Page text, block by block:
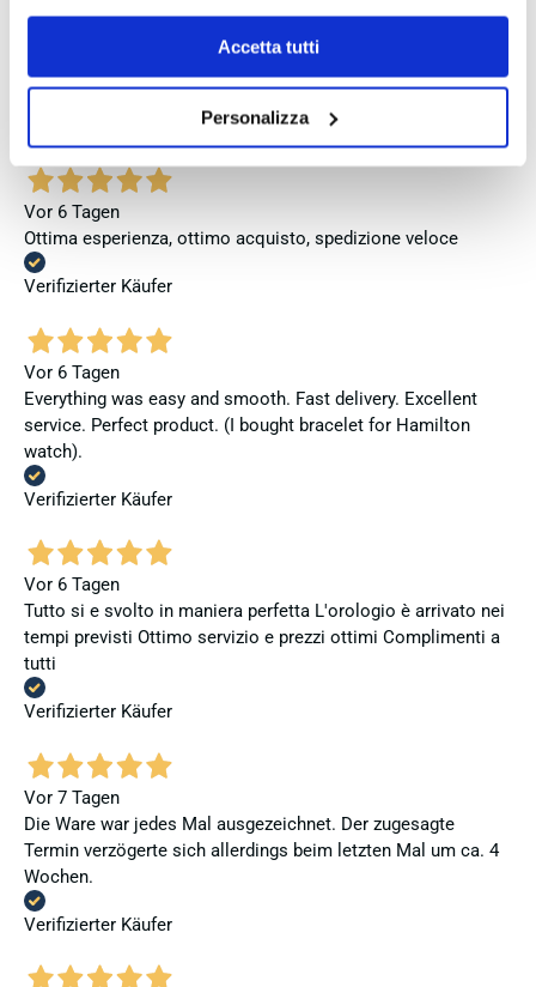
Se vuoi saperne di più consulta laprivacy policye la
Accetta tutti
Personalizza
Venditore eccellente
Vor 6 Tagen
Ottima esperienza, ottimo acquisto, spedizione veloce
Verifizierter Käufer
Vor 6 Tagen
Everything was easy and smooth. Fast delivery. Excellent
service. Perfect product. (I bought bracelet for Hamilton
watch).
Verifizierter Käufer
Vor 6 Tagen
Tutto si e svolto in maniera perfetta L'orologio è arrivato nei
tempi previsti Ottimo servizio e prezzi ottimi Complimenti a
tutti
Verifizierter Käufer
Vor 7 Tagen
Die Ware war jedes Mal ausgezeichnet. Der zugesagte
Termin verzögerte sich allerdings beim letzten Mal um ca. 4
Wochen.
Verifizierter Käufer